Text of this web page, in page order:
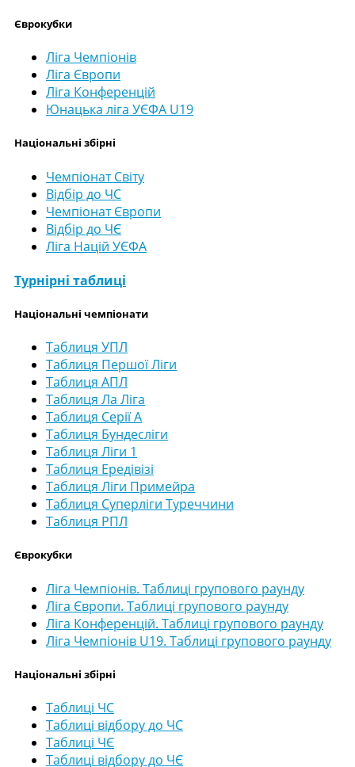
Єврокубки
Ліга Чемпіонів
Ліга Європи
Ліга Конференцій
Юнацька ліга УЄФА U19
Національні збірні
Чемпіонат Світу
Відбір до ЧС
Чемпіонат Європи
Відбір до ЧЄ
Ліга Націй УЄФА
Турнірні таблиці
Національні чемпіонати
Таблиця УПЛ
Таблиця Першої Ліги
Таблиця АПЛ
Таблиця Ла Ліга
Таблиця Серії А
Таблиця Бундесліги
Таблиця Ліги 1
Таблиця Ередівізі
Таблиця Ліги Примейра
Таблиця Суперліги Туреччини
Таблиця РПЛ
Єврокубки
Ліга Чемпіонів. Таблиці групового раунду
Ліга Європи. Таблиці групового раунду
Ліга Конференцій. Таблиці групового раунду
Ліга Чемпіонів U19. Таблиці групового раунду
Національні збірні
Таблиці ЧС
Таблиці відбору до ЧС
Таблиці ЧЄ
Таблиці відбору до ЧЄ